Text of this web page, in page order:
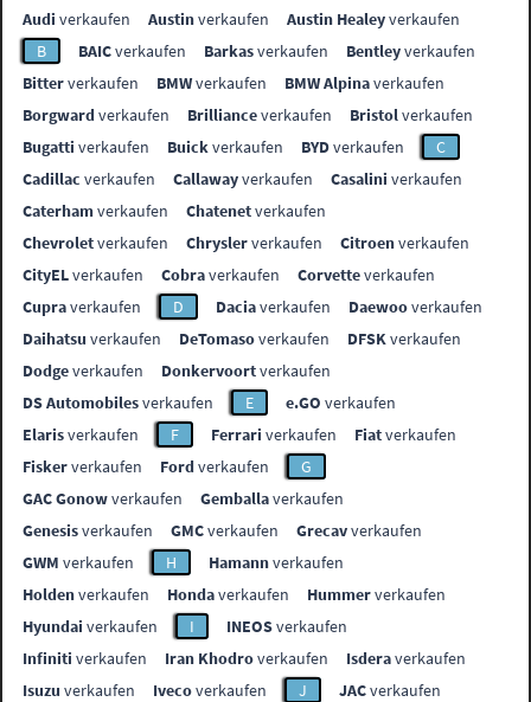
Audi verkaufen Austinverkaufen Austin Healeyverkaufen
B
BAICverkaufen Barkasverkaufen Bentleyverkaufen
Bitterverkaufen BMWverkaufen BMW Alpinaverkaufen
Borgwardverkaufen Brillianceverkaufen Bristolverkaufen
Bugatti verkaufen Buickverkaufen BYDverkaufen
C
Cadillac verkaufen Callawayverkaufen Casalini verkaufen
Caterhamverkaufen Chatenetverkaufen
Chevroletverkaufen Chryslerverkaufen Citroenverkaufen
CityELverkaufen Cobraverkaufen Corvetteverkaufen
Cupraverkaufen D Daciaverkaufen Daewooverkaufen
Daihatsu verkaufen DeTomasoverkaufen DFSKverkaufen
Dodgeverkaufen Donkervoortverkaufen
DS Automobilesverkaufen E e.GO verkaufen
Elarisverkaufen F Ferrari verkaufen Fiatverkaufen
Fiskerverkaufen Fordverkaufen
G
GAC Gonowverkaufen Gemballaverkaufen
Genesisverkaufen GMCverkaufen Grecavverkaufen
GWM verkaufen H Hamannverkaufen
Holdenverkaufen Hondaverkaufen Hummerverkaufen
Hyundai verkaufen I INEOSverkaufen
Infiniti verkaufen Iran Khodroverkaufen Isderaverkaufen
Isuzu verkaufen Ivecoverkaufen J JACverkaufen